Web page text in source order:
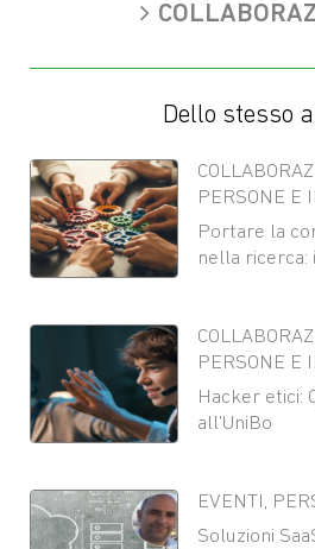
Dello stesso
PERSONE E
Portare la
nella ricerca:
PERSONE E
Hacker etici:
all’UniBo
EVENTI ,
Soluzioni